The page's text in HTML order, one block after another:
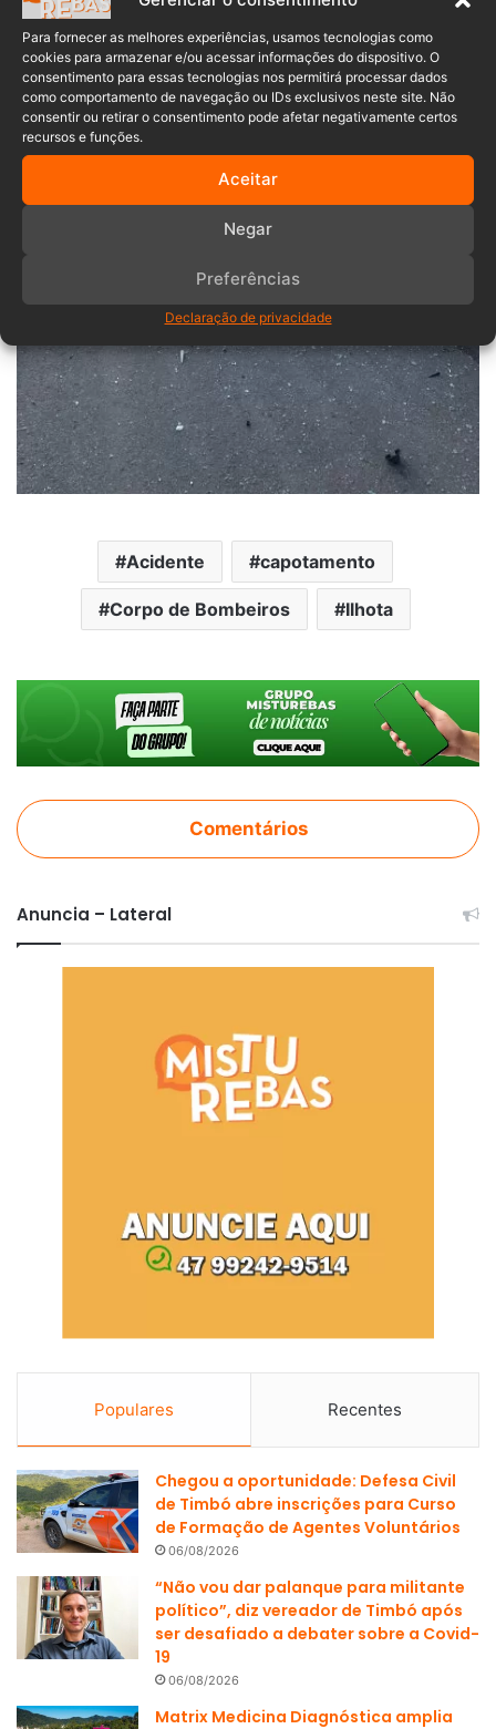
Para fornecer as melhores experiências, usamos tecnologias como
cookies para armazenar e/ou acessar informações do dispositivo. O
consentimento para essas tecnologias nos permitirá processar dados
como comportamento de navegação ou IDs exclusivos neste site. Não
consentir ou retirar o consentimento pode afetar negativamente certos
recursos e funções.
Aceitar
Negar
Preferências
Declaração de privacidade
Acidente capotamento
Corpo de Bombeiros Ilhota
Comentários
Anuncia – Lateral
Populares Recentes
Chegou a oportunidade: Defesa Civil
de Timbó abre inscrições para Curso
de Formação de Agentes Voluntários
06/08/2026
“Não vou dar palanque para militante
político”, diz vereador de Timbó após
ser desafiado a debater sobre a Covid-
19
06/08/2026
Matrix Medicina Diagnóstica amplia